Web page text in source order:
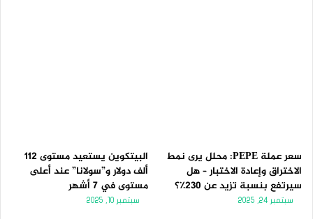
سعر عملة PEPE: محلل يرى نمط
الاختراق وإعادة الاختبار – هل
سيرتفع بنسبة تزيد عن 230٪؟
سبتمبر 24, 2025
البيتكوين يستعيد مستوى 112
ألف دولار و”سولانا” عند أعلى
مستوى في 7 أشهر
سبتمبر 10, 2025